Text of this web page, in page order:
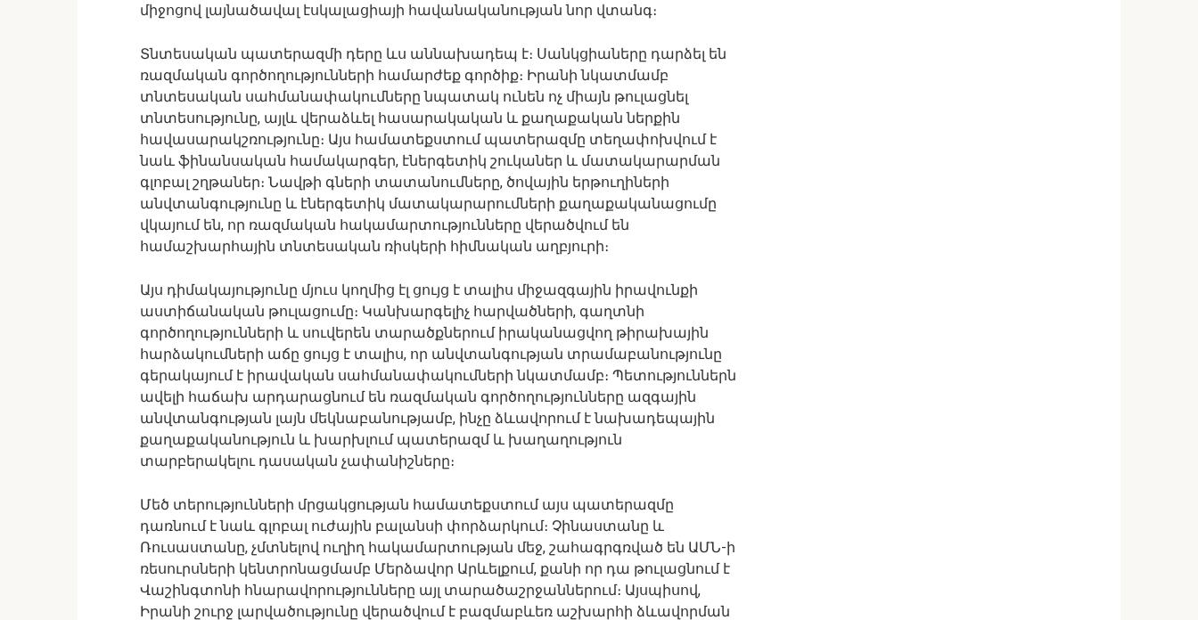
միջոցով լայնածավալ էսկալացիայի հավանականության նոր վտանգ։
Տնտեսական պատերազմի դերը ևս աննախադեպ է։ Սանկցիաները դարձել են
ռազմական գործողությունների համարժեք գործիք։ Իրանի նկատմամբ
տնտեսական սահմանափակումները նպատակ ունեն ոչ միայն թուլացնել
տնտեսությունը, այլև վերաձևել հասարակական և քաղաքական ներքին
հավասարակշռությունը։ Այս համատեքստում պատերազմը տեղափոխվում է
նաև ֆինանսական համակարգեր, էներգետիկ շուկաներ և մատակարարման
գլոբալ շղթաներ։ Նավթի գների տատանումները, ծովային երթուղիների
անվտանգությունը և էներգետիկ մատակարարումների քաղաքականացումը
վկայում են, որ ռազմական հակամարտությունները վերածվում են
համաշխարհային տնտեսական ռիսկերի հիմնական աղբյուրի։
Այս դիմակայությունը մյուս կողմից էլ ցույց է տալիս միջազգային իրավունքի
աստիճանական թուլացումը։ Կանխարգելիչ հարվածների, գաղտնի
գործողությունների և սուվերեն տարածքներում իրականացվող թիրախային
հարձակումների աճը ցույց է տալիս, որ անվտանգության տրամաբանությունը
գերակայում է իրավական սահմանափակումների նկատմամբ։ Պետություններն
ավելի հաճախ արդարացնում են ռազմական գործողությունները ազգային
անվտանգության լայն մեկնաբանությամբ, ինչը ձևավորում է նախադեպային
քաղաքականություն և խարխլում պատերազմ և խաղաղություն
տարբերակելու դասական չափանիշները։
Մեծ տերությունների մրցակցության համատեքստում այս պատերազմը
դառնում է նաև գլոբալ ուժային բալանսի փորձարկում։ Չինաստանը և
Ռուսաստանը, չմտնելով ուղիղ հակամարտության մեջ, շահագրգռված են ԱՄՆ-ի
ռեսուրսների կենտրոնացմամբ Մերձավոր Արևելքում, քանի որ դա թուլացնում է
Վաշինգտոնի հնարավորությունները այլ տարածաշրջաններում։ Այսպիսով,
Իրանի շուրջ լարվածությունը վերածվում է բազմաբևեռ աշխարհի ձևավորման